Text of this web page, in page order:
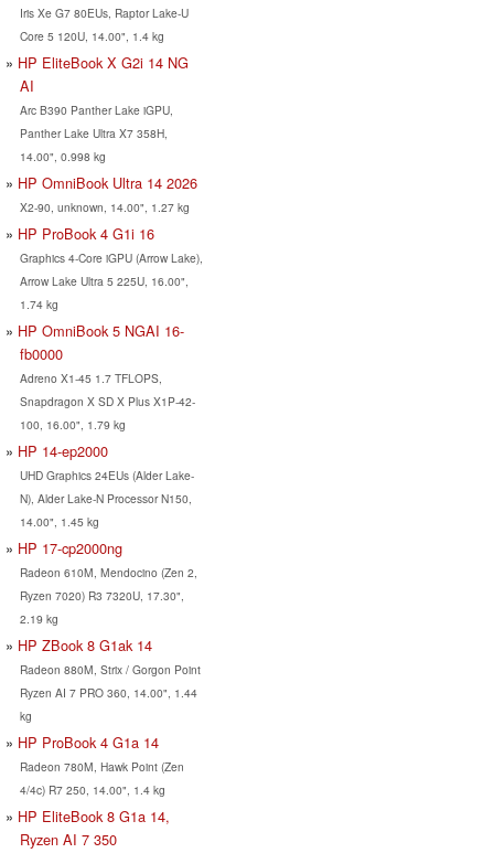
Iris Xe G7 80EUs, Raptor Lake-U
Core 5 120U, 14.00", 1.4 kg
HP EliteBook X G2i 14 NG
AI
Arc B390 Panther Lake iGPU,
Panther Lake Ultra X7 358H,
14.00", 0.998 kg
HP OmniBook Ultra 14 2026
X2-90, unknown, 14.00", 1.27 kg
HP ProBook 4 G1i 16
Graphics 4-Core iGPU (Arrow Lake),
Arrow Lake Ultra 5 225U, 16.00",
1.74 kg
HP OmniBook 5 NGAI 16-
fb0000
Adreno X1-45 1.7 TFLOPS,
Snapdragon X SD X Plus X1P-42-
100, 16.00", 1.79 kg
HP 14-ep2000
UHD Graphics 24EUs (Alder Lake-
N), Alder Lake-N Processor N150,
14.00", 1.45 kg
HP 17-cp2000ng
Radeon 610M, Mendocino (Zen 2,
Ryzen 7020) R3 7320U, 17.30",
2.19 kg
HP ZBook 8 G1ak 14
Radeon 880M, Strix / Gorgon Point
Ryzen AI 7 PRO 360, 14.00", 1.44
kg
HP ProBook 4 G1a 14
Radeon 780M, Hawk Point (Zen
4/4c) R7 250, 14.00", 1.4 kg
HP EliteBook 8 G1a 14,
Ryzen AI 7 350